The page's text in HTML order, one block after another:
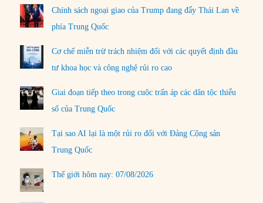
Chính sách ngoại giao của Trump đang đẩy Thái Lan về
phía Trung Quốc
Cơ chế miễn trừ trách nhiệm đối với các quyết định đầu
tư khoa học và công nghệ rủi ro cao
Giai đoạn tiếp theo trong cuộc trấn áp các dân tộc thiểu
số của Trung Quốc
Tại sao AI lại là một rủi ro đối với Đảng Cộng sản
Trung Quốc
Thế giới hôm nay: 07/08/2026